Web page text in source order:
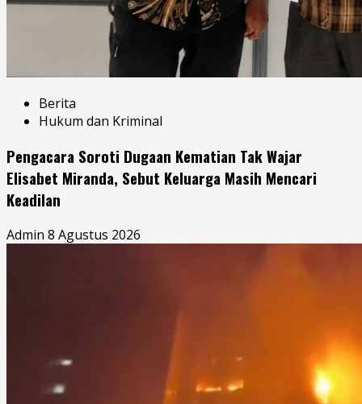
Berita
Hukum dan Kriminal
Pengacara Soroti Dugaan Kematian Tak Wajar
Elisabet Miranda, Sebut Keluarga Masih Mencari
Keadilan
Admin 8 Agustus 2026